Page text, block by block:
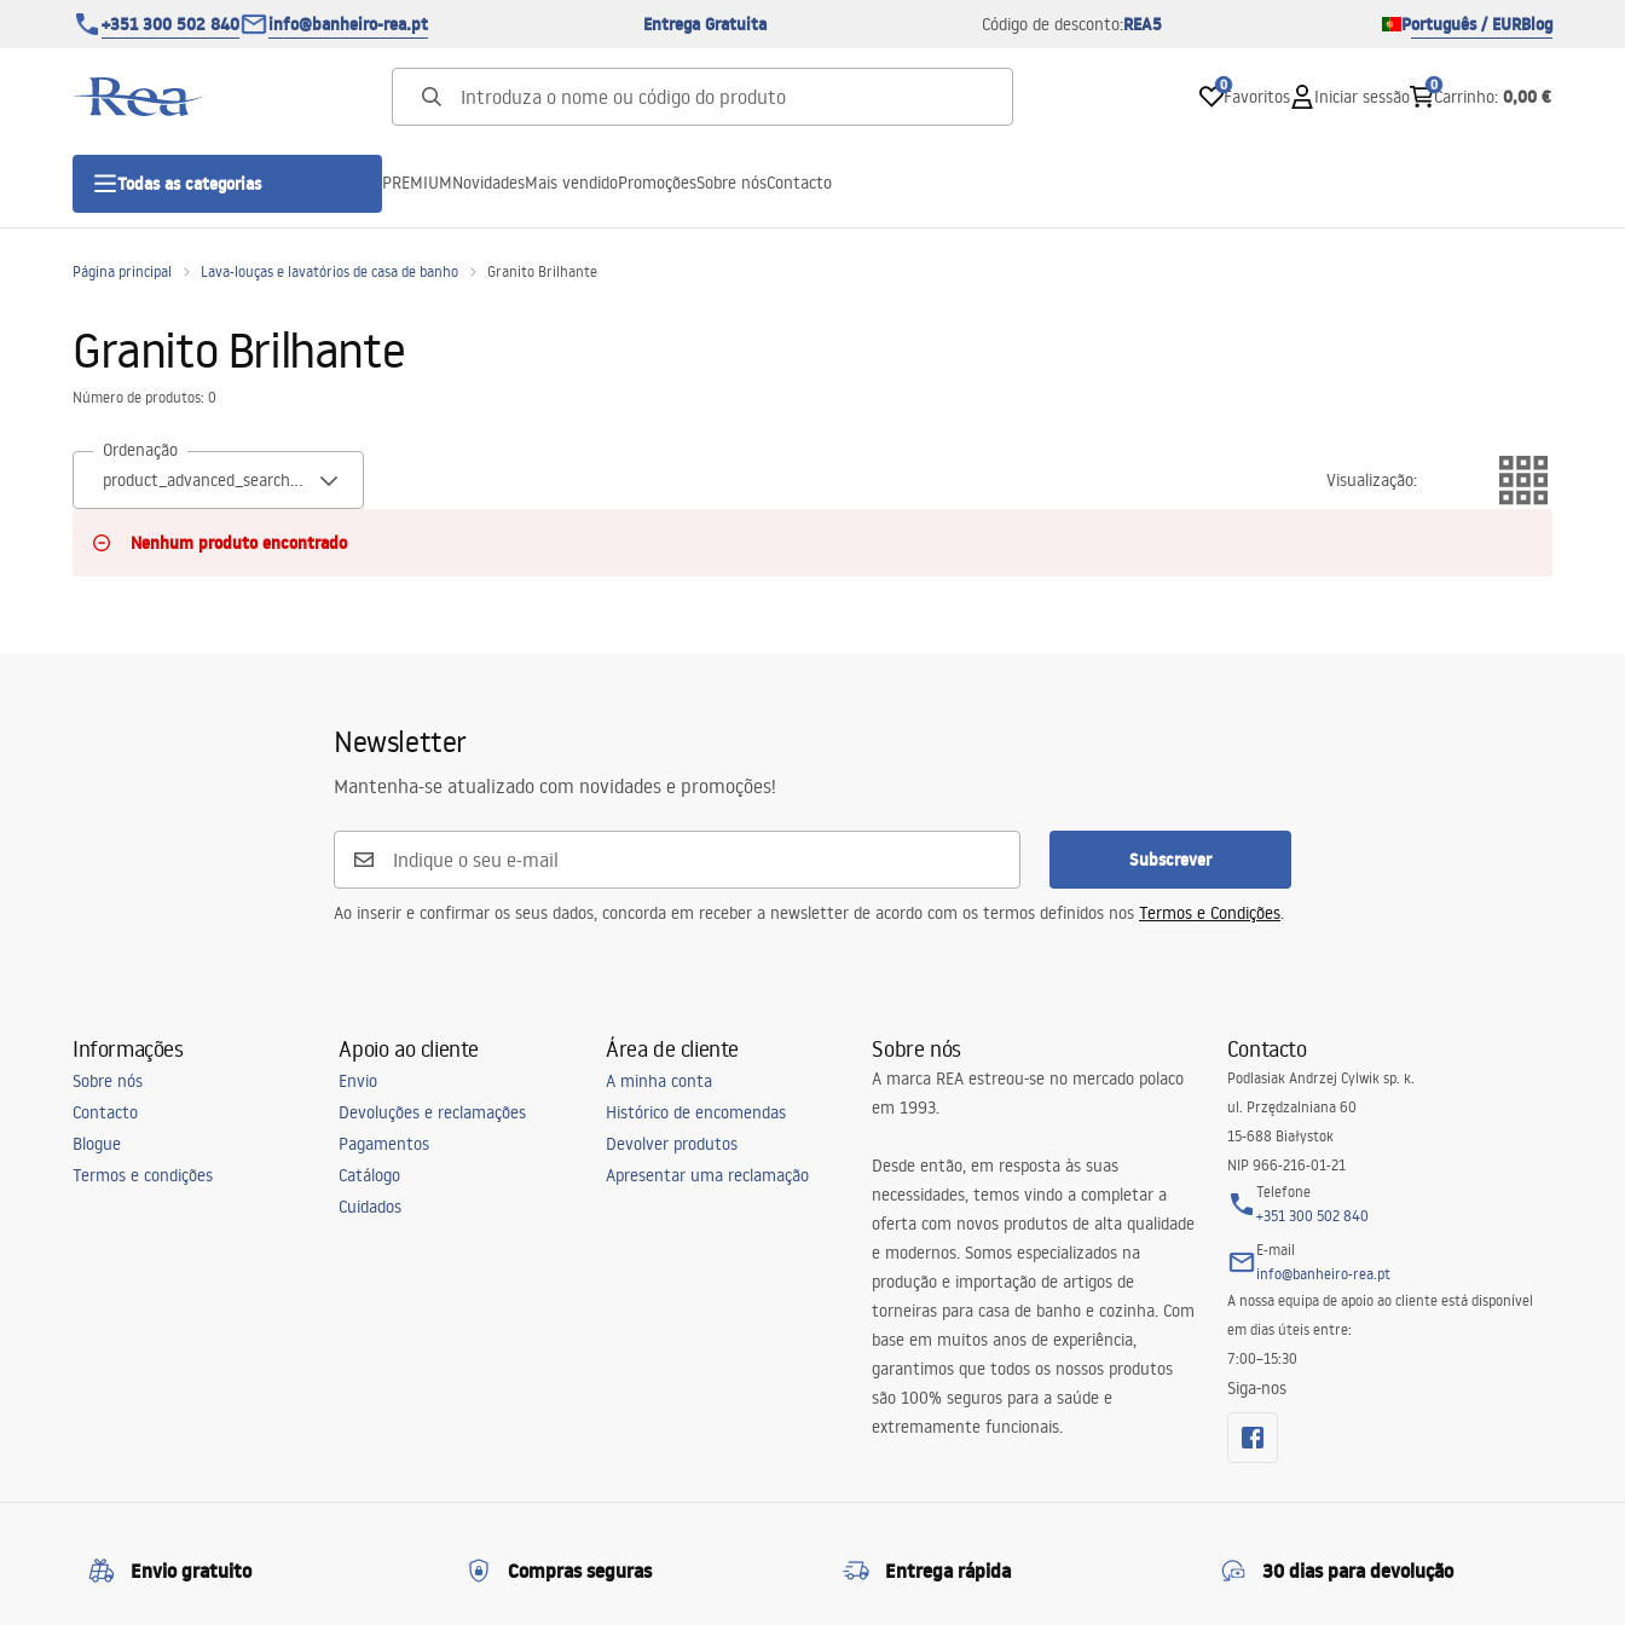
+351 300 502 840 info@banheiro-rea.pt Entrega Gratuita Código de desconto:REA5 Português / EURBlog
0
Favoritos Iniciar sessão
0
Carrinho: 0,00 €
Todas as categorias
Portas de duche
Bases de duche de casa de banho
Sumidouros de duche
Misturadores de casa de banho
Acessórios de casa de banho,
PREMIUMNovidadesMais vendidoPromoçõesSobre nósContacto
Página principal Lava-louças e lavatórios de casa de banho Granito Brilhante
Granito Brilhante
Número de produtos: 0
Ordenação
Visualização:
Nenhum produto encontrado
Newsletter
Mantenha-se atualizado com novidades e promoções!
Subscrever
Ao inserir e confirmar os seus dados, concorda em receber a newsletter de acordo com os termos definidos nos Termos e Condições.
Informações
Sobre nós
Contacto
Blogue
Termos e condições
Apoio ao cliente
Envio
Devoluções e reclamações
Pagamentos
Catálogo
Cuidados
Área de cliente
A minha conta
Histórico de encomendas
Devolver produtos
Apresentar uma reclamação
Sobre nós
A marca REA estreou-se no mercado polaco
em 1993.
Desde então, em resposta às suas
necessidades, temos vindo a completar a
oferta com novos produtos de alta qualidade
e modernos. Somos especializados na
produção e importação de artigos de
torneiras para casa de banho e cozinha. Com
base em muitos anos de experiência,
garantimos que todos os nossos produtos
são 100% seguros para a saúde e
extremamente funcionais.
Contacto
Podlasiak Andrzej Cylwik sp. k.
ul. Przędzalniana 60
15-688 Białystok
NIP 966-216-01-21
Telefone
+351 300 502 840
E-mail
info@banheiro-rea.pt
A nossa equipa de apoio ao cliente está disponível
em dias úteis entre:
7:00–15:30
Siga-nos
Envio gratuito Compras seguras Entrega rápida 30 dias para devolução